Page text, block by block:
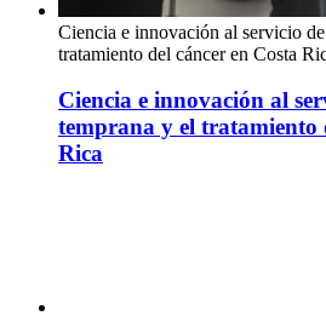
Ciencia e innovación al servicio
tratamiento del cáncer en Costa
Ciencia e innovación al
temprana y el tratamiento
Rica